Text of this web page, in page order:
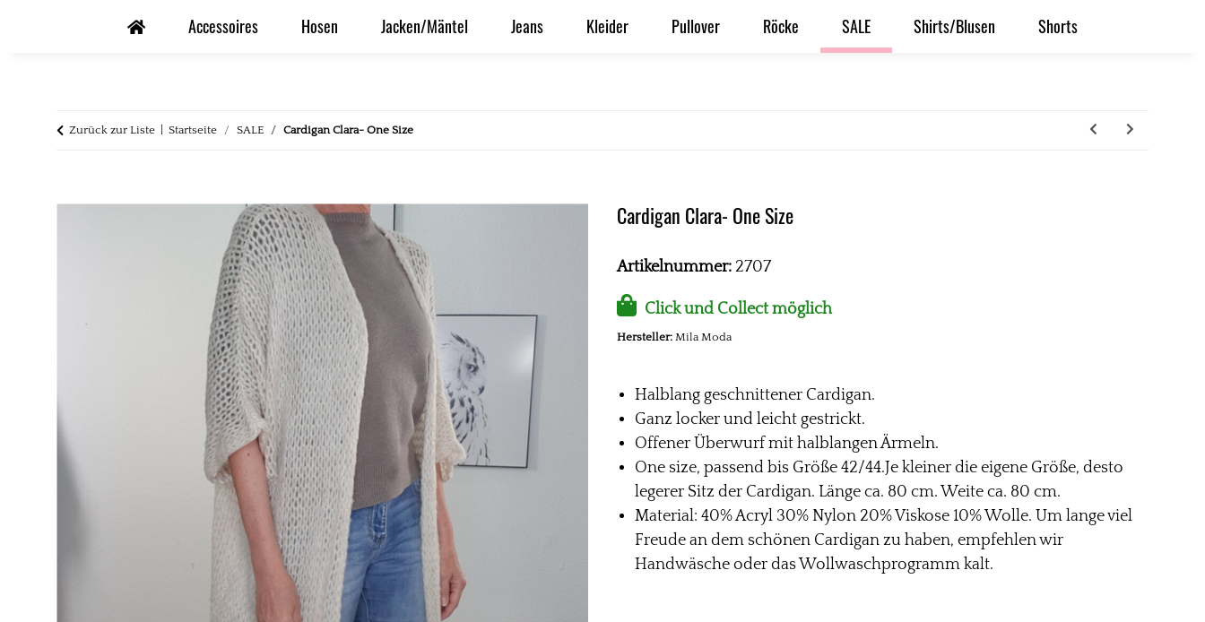
Accessoires Hosen Jacken/Mäntel Jeans Kleider Pullover Röcke SALE Shirts/Blusen Shorts
Zurück zur Liste Startseite SALE Cardigan Clara- One Size
Cardigan Clara- One Size
Artikelnummer: 2707
Click und Collect möglich
Hersteller: Mila Moda
Halblang geschnittener Cardigan.
Ganz locker und leicht gestrickt.
Offener Überwurf mit halblangen Ärmeln.
One size, passend bis Größe 42/44.Je kleiner die eigene Größe, desto
legerer Sitz der Cardigan. Länge ca. 80 cm. Weite ca. 80 cm.
Material: 40% Acryl 30% Nylon 20% Viskose 10% Wolle. Um lange viel
Freude an dem schönen Cardigan zu haben, empfehlen wir
Handwäsche oder das Wollwaschprogramm kalt.